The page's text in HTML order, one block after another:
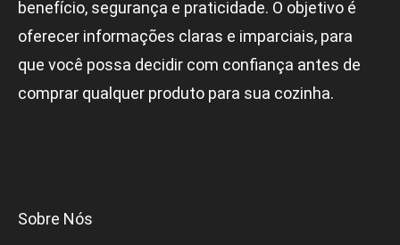
benefício, segurança e praticidade. O objetivo é
oferecer informações claras e imparciais, para
que você possa decidir com confiança antes de
comprar qualquer produto para sua cozinha.
Sobre Nós